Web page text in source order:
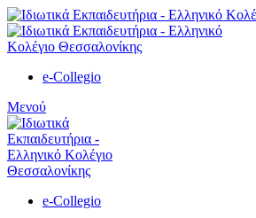
e-Collegio
Μενού
e-Collegio